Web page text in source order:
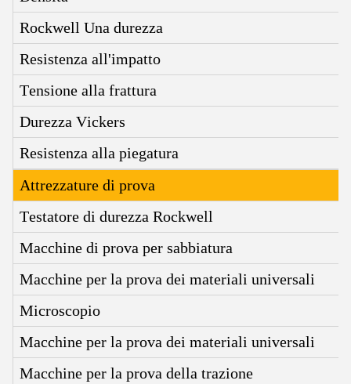
Rockwell Una durezza
Resistenza all'impatto
Tensione alla frattura
Durezza Vickers
Resistenza alla piegatura
Attrezzature di prova
Testatore di durezza Rockwell
Macchine di prova per sabbiatura
Macchine per la prova dei materiali universali
Microscopio
Macchine per la prova dei materiali universali
Macchine per la prova della trazione